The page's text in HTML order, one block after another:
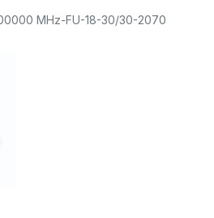
MHz-FU-18-30/30-2070